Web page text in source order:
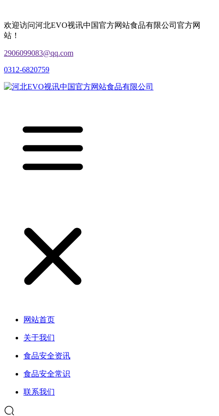
欢迎访问河北EVO视讯中国官方网站食品有限公司官方网
站！
2906099083@qq.com
0312-6820759
网站首页
关于我们
食品安全资讯
食品安全常识
联系我们